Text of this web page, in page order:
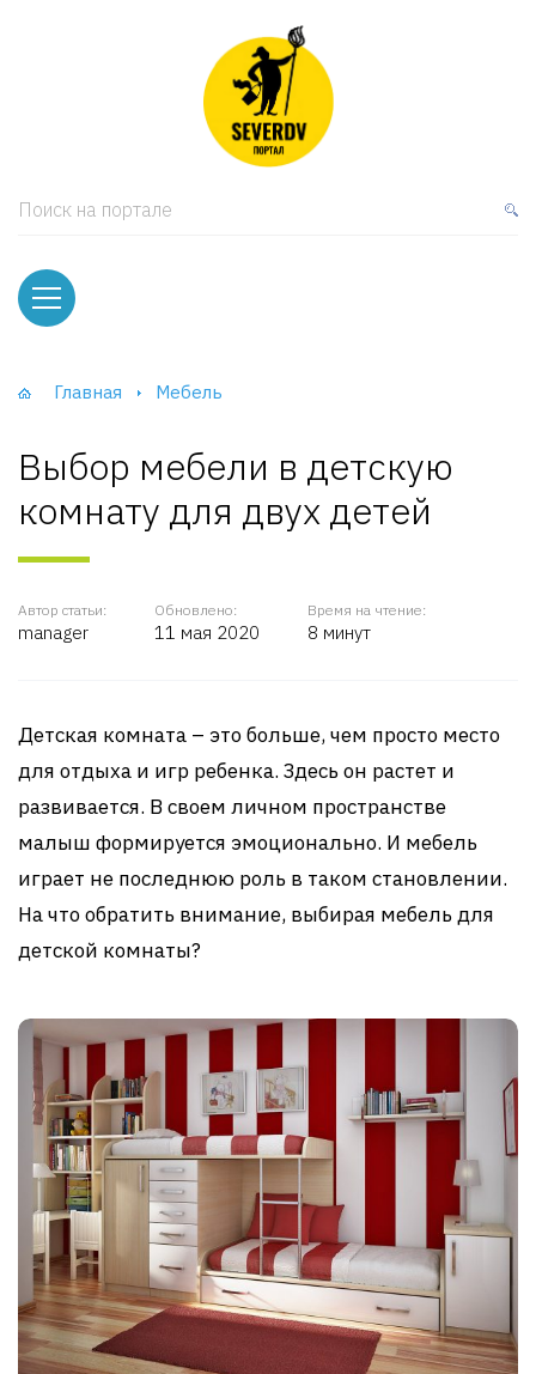
Поиск на портале
Главная Мебель
Выбор мебели в детскую
комнату для двух детей
Автор статьи:
manager
Обновлено:
11 мая 2020
Время на чтение:
8 минут
Детская комната – это больше, чем просто место
для отдыха и игр ребенка. Здесь он растет и
развивается. В своем личном пространстве
малыш формируется эмоционально. И мебель
играет не последнюю роль в таком становлении.
На что обратить внимание, выбирая мебель для
детской комнаты?
и тумбы
и Шкафы-Купе